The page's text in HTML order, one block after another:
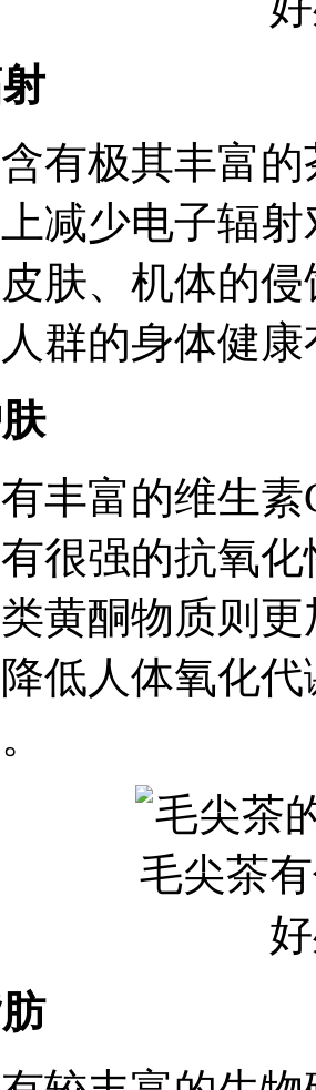
有极其丰富
减少电子辐
肤、机体的
群的身体健
丰富的维生
很强的抗氧
黄酮物质则
低人体氧化